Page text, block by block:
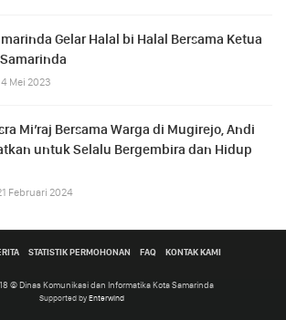
Gelar Halal bi Halal Bersama Ketua
Mei 2023
Mi’raj Bersama Warga di Mugirejo, Andi
untuk Selalu Bergembira dan Hidup
Februari 2024
STATISTIK PERMOHONAN FAQ KONTAK KAMI
© Dinas Komunikasi dan Informatika Kota Samarinda
Supported by Enterwind